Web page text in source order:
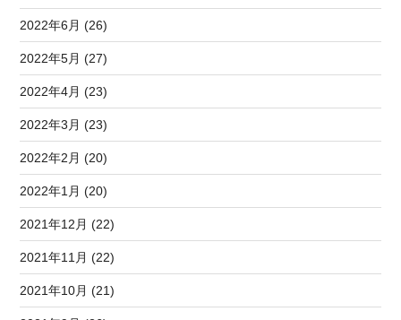
2022年6月 (26)
2022年5月 (27)
2022年4月 (23)
2022年3月 (23)
2022年2月 (20)
2022年1月 (20)
2021年12月 (22)
2021年11月 (22)
2021年10月 (21)